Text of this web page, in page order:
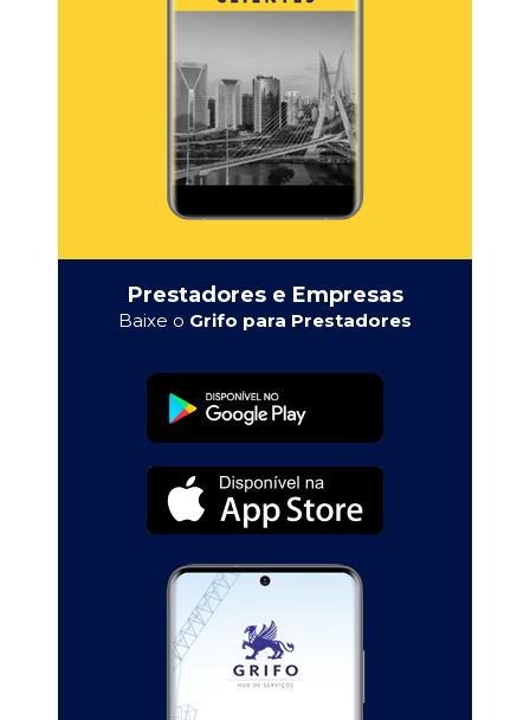
Prestadores e Empresas
Baixe o Grifo para Prestadores